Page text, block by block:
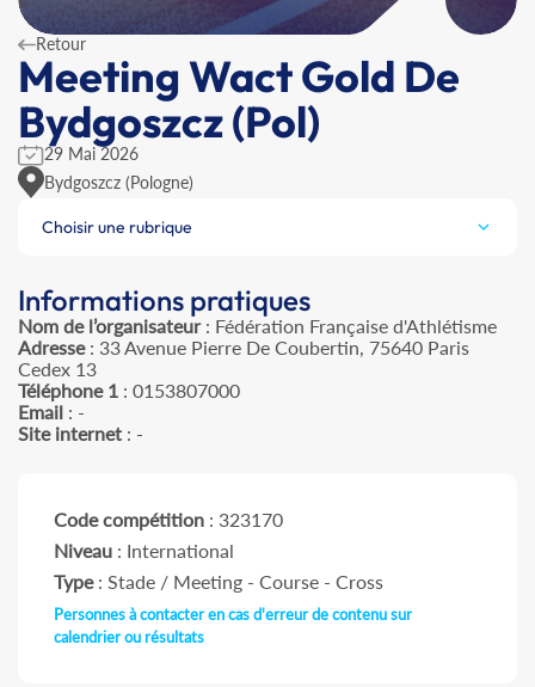
Retour
Meeting Wact Gold De
Bydgoszcz (Pol)
29 Mai 2026
Bydgoszcz (Pologne)
Choisir une rubrique
Informations pratiques
Nom de l’organisateur: Fédération Française d'Athlétisme
Adresse: 33 Avenue Pierre De Coubertin, 75640 Paris
Cedex 13
Téléphone 1 : 0153807000
Email : -
Site internet : -
Code compétition : 323170
Niveau : International
Type: Stade / Meeting - Course - Cross
Personnes à contacter en cas d'erreur de contenu sur
calendrier ou résultats